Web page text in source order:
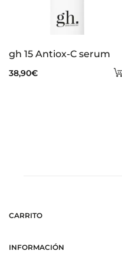
gh 15 Antiox-C serum
38,90€
CARRITO
INFORMACIÓN